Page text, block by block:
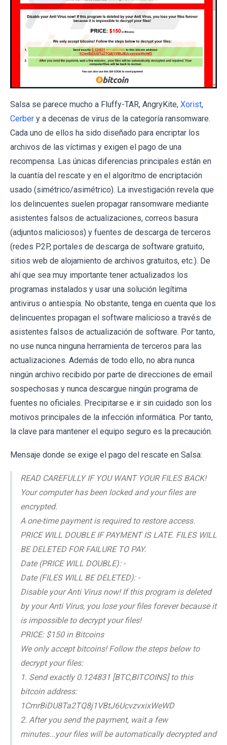
Salsa se parece mucho a Fluffy-TAR, AngryKite, Xorist,
Cerber y a decenas de virus de la categoría ransomware.
Cada uno de ellos ha sido diseñado para encriptar los
archivos de las víctimas y exigen el pago de una
recompensa. Las únicas diferencias principales están en
la cuantía del rescate y en el algoritmo de encriptación
usado (simétrico/asimétrico). La investigación revela que
los delincuentes suelen propagar ransomware mediante
asistentes falsos de actualizaciones, correos basura
(adjuntos maliciosos) y fuentes de descarga de terceros
(redes P2P, portales de descarga de software gratuito,
sitios web de alojamiento de archivos gratuitos, etc.). De
ahí que sea muy importante tener actualizados los
programas instalados y usar una solución legítima
antivirus o antiespía. No obstante, tenga en cuenta que los
delincuentes propagan el software malicioso a través de
asistentes falsos de actualización de software. Por tanto,
no use nunca ninguna herramienta de terceros para las
actualizaciones. Además de todo ello, no abra nunca
ningún archivo recibido por parte de direcciones de email
sospechosas y nunca descargue ningún programa de
fuentes no oficiales. Precipitarse e ir sin cuidado son los
motivos principales de la infección informática. Por tanto,
la clave para mantener el equipo seguro es la precaución.
Mensaje donde se exige el pago del rescate en Salsa:
READ CAREFULLY IF YOU WANT YOUR FILES BACK!
Your computer has been locked and your files are
encrypted.
A one-time payment is required to restore access.
PRICE WILL DOUBLE IF PAYMENT IS LATE. FILES WILL
BE DELETED FOR FAILURE TO PAY.
Date (PRICE WILL DOUBLE): -
Date (FILES WILL BE DELETED): -
Disable your Anti Virus now! If this program is deleted
by your Anti Virus, you lose your files forever because it
is impossible to decrypt your files!
PRICE: $150 in Bitcoins
We only accept bitcoins! Follow the steps below to
decrypt your files:
1. Send exactly 0.124831 [BTC,BITCOINS] to this
bitcoin address:
1CmrBiDU8Ta2TQ8j1VBtJ6UcvzvxixWeWD
2. After you send the payment, wait a few
minutes...your files will be automatically decrypted and